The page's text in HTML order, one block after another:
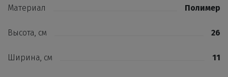
Материал Полимер
Высота, см 26
Ширина, см 11